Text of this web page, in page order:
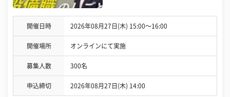
開催日時 2026年08月27日(木) 15:00〜16:00
開催場所 オンラインにて実施
募集人数 300名
申込締切 2026年08月27日(木) 14:00